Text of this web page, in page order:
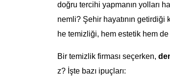
doğru tercihi yapmanın yolları
nemli? Şehir hayatının getirdiği
he temizliği, hem estetik hem
Bir temizlik firması seçerken,
z? İşte bazı ipuçları: